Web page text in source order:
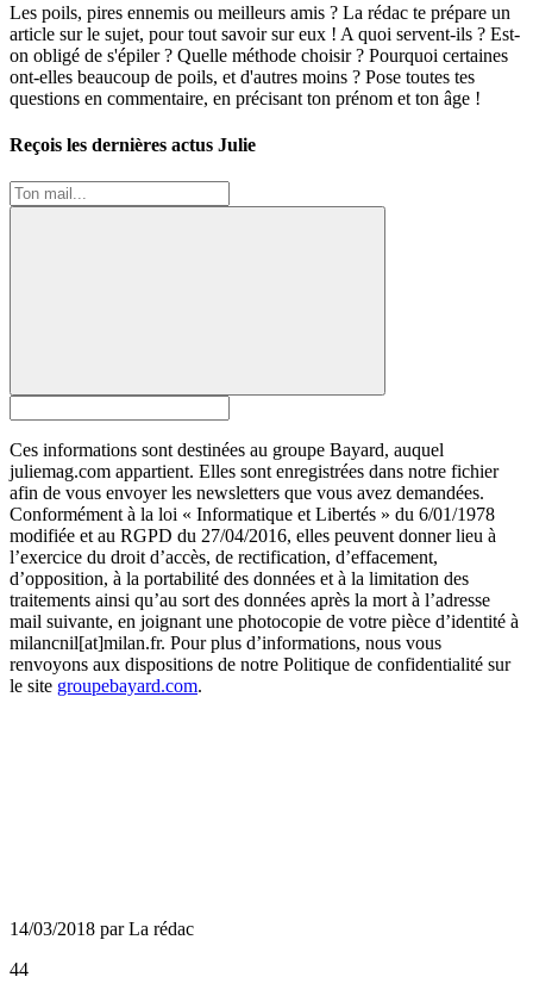
Les poils, pires ennemis ou meilleurs amis ? La rédac te prépare un
article sur le sujet, pour tout savoir sur eux ! A quoi servent-ils ? Est-
on obligé de s'épiler ? Quelle méthode choisir ? Pourquoi certaines
ont-elles beaucoup de poils, et d'autres moins ? Pose toutes tes
questions en commentaire, en précisant ton prénom et ton âge !
Reçois les dernières actus Julie
Ces informations sont destinées au groupe Bayard, auquel
juliemag.com appartient. Elles sont enregistrées dans notre fichier
afin de vous envoyer les newsletters que vous avez demandées.
Conformément à la loi « Informatique et Libertés » du 6/01/1978
modifiée et au RGPD du 27/04/2016, elles peuvent donner lieu à
l’exercice du droit d’accès, de rectification, d’effacement,
d’opposition, à la portabilité des données et à la limitation des
traitements ainsi qu’au sort des données après la mort à l’adresse
mail suivante, en joignant une photocopie de votre pièce d’identité à
milancnil[at]milan.fr. Pour plus d’informations, nous vous
renvoyons aux dispositions de notre Politique de confidentialité sur
le site groupebayard.com.
14/03/2018 par La rédac
44